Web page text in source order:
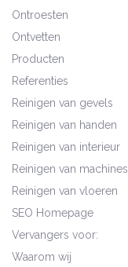
Ontroesten
Ontvetten
Producten
Referenties
Reinigen van gevels
Reinigen van handen
Reinigen van interieur
Reinigen van machines
Reinigen van vloeren
SEO Homepage
Vervangers voor:
Waarom wij